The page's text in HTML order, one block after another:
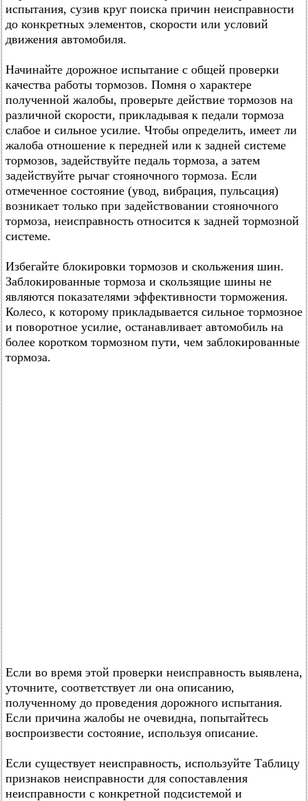
испытания, сузив круг поиска причин неисправности
до конкретных элементов, скорости или условий
движения автомобиля.
Начинайте дорожное испытание с общей проверки
качества работы тормозов. Помня о характере
полученной жалобы, проверьте действие тормозов на
различной скорости, прикладывая к педали тормоза
слабое и сильное усилие. Чтобы определить, имеет ли
жалоба отношение к передней или к задней системе
тормозов, задействуйте педаль тормоза, а затем
задействуйте рычаг стояночного тормоза. Если
отмеченное состояние (увод, вибрация, пульсация)
возникает только при задействовании стояночного
тормоза, неисправность относится к задней тормозной
системе.
Избегайте блокировки тормозов и скольжения шин.
Заблокированные тормоза и скользящие шины не
являются показателями эффективности торможения.
Колесо, к которому прикладывается сильное тормозное
и поворотное усилие, останавливает автомобиль на
более коротком тормозном пути, чем заблокированные
тормоза.
Если во время этой проверки неисправность выявлена,
уточните, соответствует ли она описанию,
полученному до проведения дорожного испытания.
Если причина жалобы не очевидна, попытайтесь
воспроизвести состояние, используя описание.
Если существует неисправность, используйте Таблицу
признаков неисправности для сопоставления
неисправности с конкретной подсистемой и